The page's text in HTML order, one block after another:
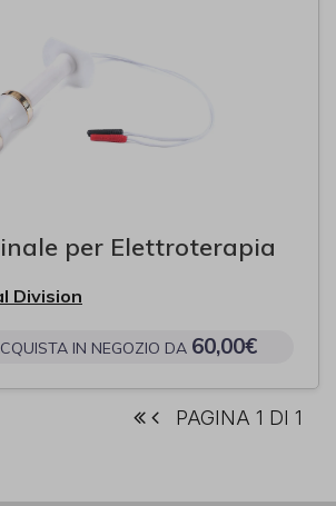
per Elettroterapia
Division
IN NEGOZIO DA 60,00€
PAGINA 1 DI 1